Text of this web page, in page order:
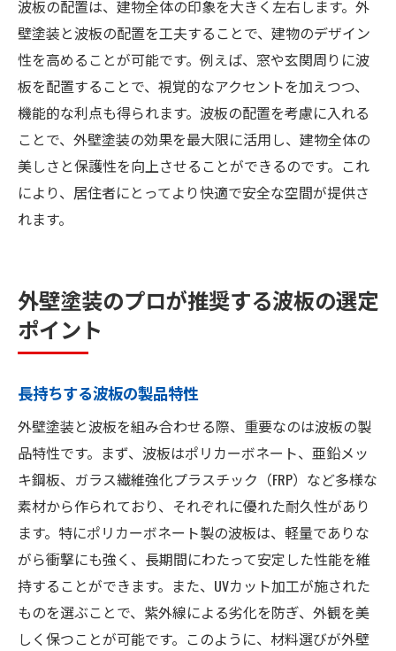
波板の配置は、建物全体の印象を大きく左右します。外
壁塗装と波板の配置を工夫することで、建物のデザイン
性を高めることが可能です。例えば、窓や玄関周りに波
板を配置することで、視覚的なアクセントを加えつつ、
機能的な利点も得られます。波板の配置を考慮に入れる
ことで、外壁塗装の効果を最大限に活用し、建物全体の
美しさと保護性を向上させることができるのです。これ
により、居住者にとってより快適で安全な空間が提供さ
れます。
外壁塗装のプロが推奨する波板の選定
ポイント
長持ちする波板の製品特性
外壁塗装と波板を組み合わせる際、重要なのは波板の製
品特性です。まず、波板はポリカーボネート、亜鉛メッ
キ鋼板、ガラス繊維強化プラスチック（FRP）など多様な
素材から作られており、それぞれに優れた耐久性があり
ます。特にポリカーボネート製の波板は、軽量でありな
がら衝撃にも強く、長期間にわたって安定した性能を維
持することができます。また、UVカット加工が施された
ものを選ぶことで、紫外線による劣化を防ぎ、外観を美
しく保つことが可能です。このように、材料選びが外壁